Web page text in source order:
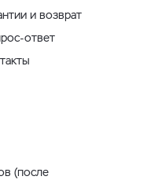
и возврат
ответ
(после